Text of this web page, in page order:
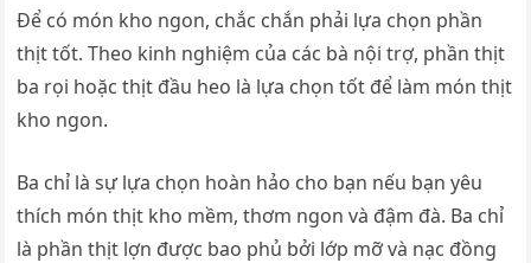
Để có món kho ngon, chắc chắn phải lựa chọn phần
thịt tốt. Theo kinh nghiệm của các bà nội trợ, phần thịt
ba rọi hoặc thịt đầu heo là lựa chọn tốt để làm món thịt
kho ngon.
Ba chỉ là sự lựa chọn hoàn hảo cho bạn nếu bạn yêu
thích món thịt kho mềm, thơm ngon và đậm đà. Ba chỉ
là phần thịt lợn được bao phủ bởi lớp mỡ và nạc đồng